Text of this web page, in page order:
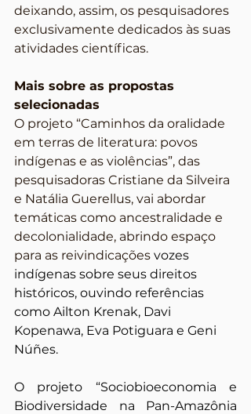
deixando, assim, os pesquisadores
exclusivamente dedicados às suas
atividades científicas.
Mais sobre as propostas
selecionadas
O projeto “Caminhos da oralidade
em terras de literatura: povos
indígenas e as violências”, das
pesquisadoras Cristiane da Silveira
e Natália Guerellus, vai abordar
temáticas como ancestralidade e
decolonialidade, abrindo espaço
para as reivindicações vozes
indígenas sobre seus direitos
históricos, ouvindo referências
como Ailton Krenak, Davi
Kopenawa, Eva Potiguara e Geni
Núñes.
O projeto “Sociobioeconomia e
Biodiversidade na Pan-Amazônia